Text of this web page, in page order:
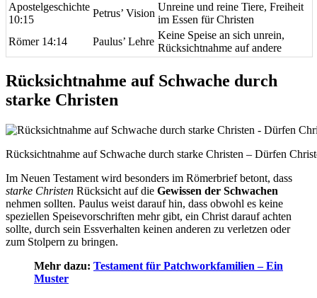
Apostelgeschichte
10:15
Petrus’ Vision
Unreine und reine Tiere, Freiheit
im Essen für Christen
Römer 14:14
Paulus’ Lehre
Keine Speise an sich unrein,
Rücksichtnahme auf andere
Rücksichtnahme auf Schwache durch
starke Christen
Rücksichtnahme auf Schwache durch starke Christen – Dürfen
Im Neuen Testament wird besonders im Römerbrief betont, dass
starke Christen Rücksicht auf die Gewissen der Schwachen
nehmen sollten. Paulus weist darauf hin, dass obwohl es keine
speziellen Speisevorschriften mehr gibt, ein Christ darauf achten
sollte, durch sein Essverhalten keinen anderen zu verletzen oder
zum Stolpern zu bringen.
Mehr dazu: Testament für Patchworkfamilien – Ein
Muster